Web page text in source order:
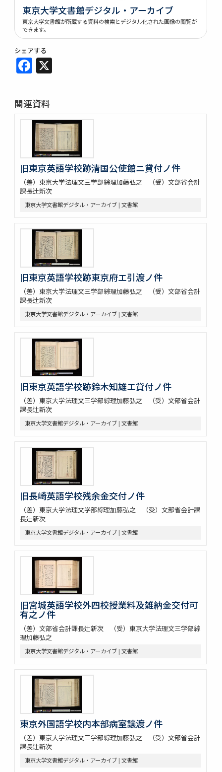
東京大学文書館デジタル・アーカイブ
東京大学文書館が所蔵する資料の検索とデジタル化された画像の閲覧が
できます。
シェアする
Facebook
関連資料
旧東京英語学校跡清国公使館ニ貸付ノ件
（差）東京大学法理文三学部綜理加藤弘之 （受）文部省会計
課長辻新次
東京大学文書館デジタル・アーカイブ | 文書館
旧東京英語学校跡東京府エ引渡ノ件
（差）東京大学法理文三学部綜理加藤弘之 （受）文部省会計
課長辻新次
東京大学文書館デジタル・アーカイブ | 文書館
旧東京英語学校跡鈴木知雄エ貸付ノ件
（差）東京大学法理文三学部綜理加藤弘之 （受）文部省会計
課長辻新次
東京大学文書館デジタル・アーカイブ | 文書館
旧長崎英語学校残余金交付ノ件
（差）東京大学法理文学部綜理加藤弘之 （受）文部省会計課
長辻新次
東京大学文書館デジタル・アーカイブ | 文書館
旧宮城英語学校外四校授業料及雑納金交付可
有之ノ件
（差）文部省会計課長辻新次 （受）東京大学法理文三学部綜
理加藤弘之
東京大学文書館デジタル・アーカイブ | 文書館
東京外国語学校内本部病室譲渡ノ件
（差）東京大学法理文三学部綜理加藤弘之 （受）文部省会計
課長辻新次
東京大学文書館デジタル・アーカイブ | 文書館